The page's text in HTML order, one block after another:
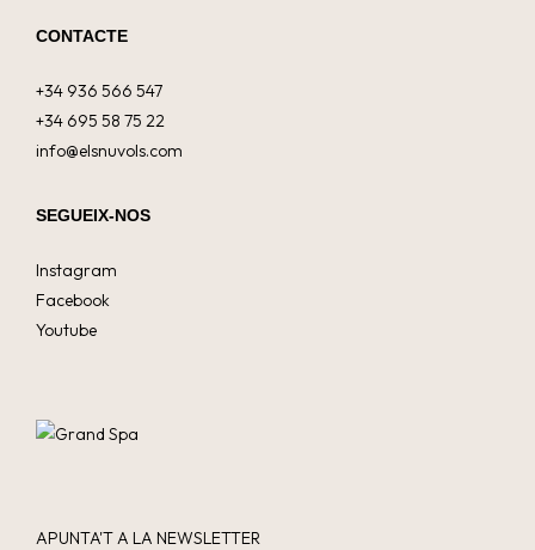
CONTACTE
+34 936 566 547
+34 695 58 75 22
info@elsnuvols.com
SEGUEIX-NOS
Instagram
Facebook
Youtube
APUNTA'T A LA NEWSLETTER